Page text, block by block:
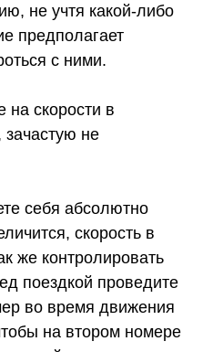
не учтя какой-либо
предполагает
с ними.
скорости в
не
себя абсолютно
скорость в
же контролировать
поездкой проведите
во время движения
на втором номере